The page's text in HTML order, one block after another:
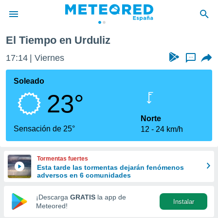
de
por
que se
calidad.
a este
las
y
forma
digital
basada
El Tiempo en Urduliz
17:14 Viernes ...
Soleado
23°
Sensación de 25°
Norte
12
24 km/h
Tormentas fuertes
Esta tarde las tormentas dejarán fenómenos
adversos en 6 comunidades
¡Descarga GRATIS la app de
Meteored!
Instalar